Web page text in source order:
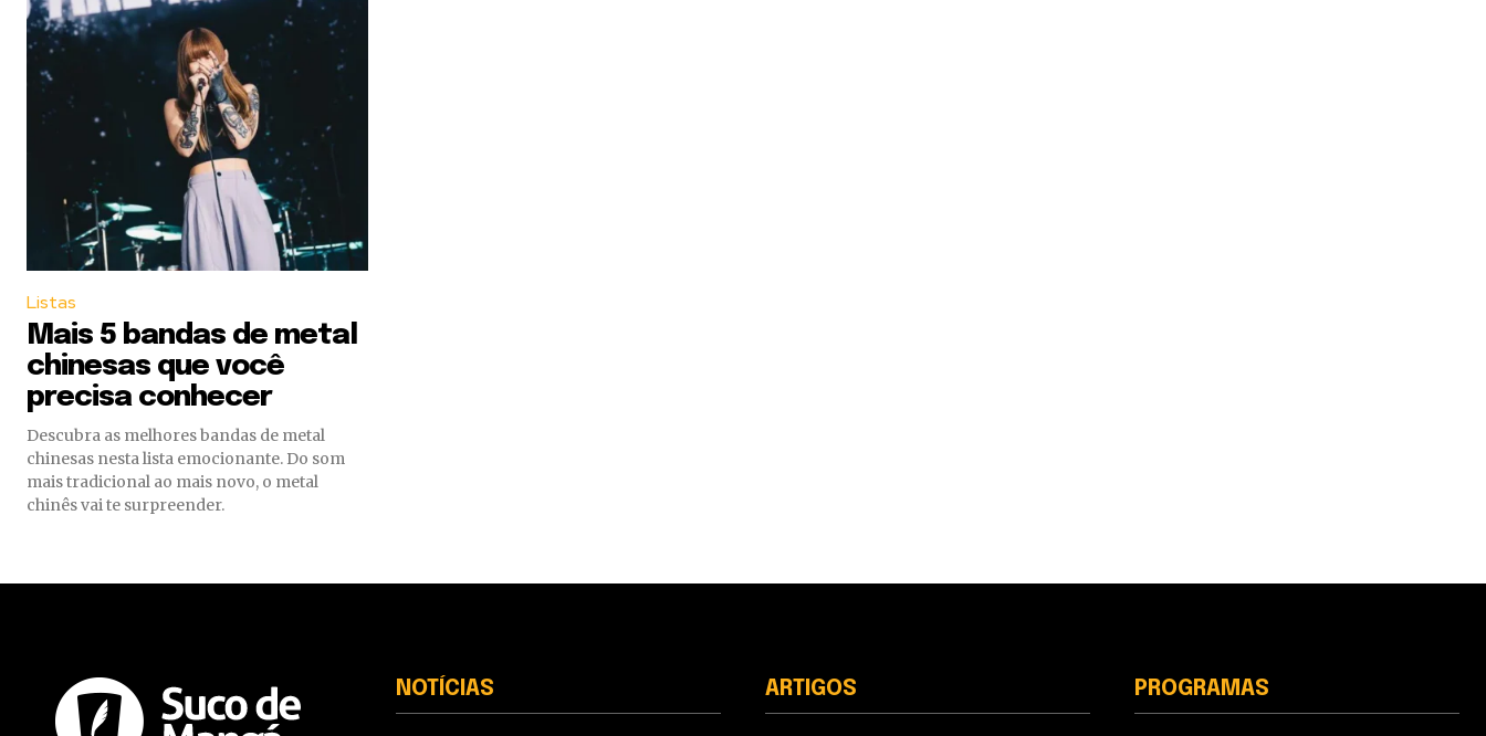
Listas
Mais 5 bandas de metal
chinesas que você
precisa conhecer
Descubra as melhores bandas de metal
chinesas nesta lista emocionante. Do som
mais tradicional ao mais novo, o metal
chinês vai te surpreender.
NOTÍCIAS ARTIGOS PROGRAMAS